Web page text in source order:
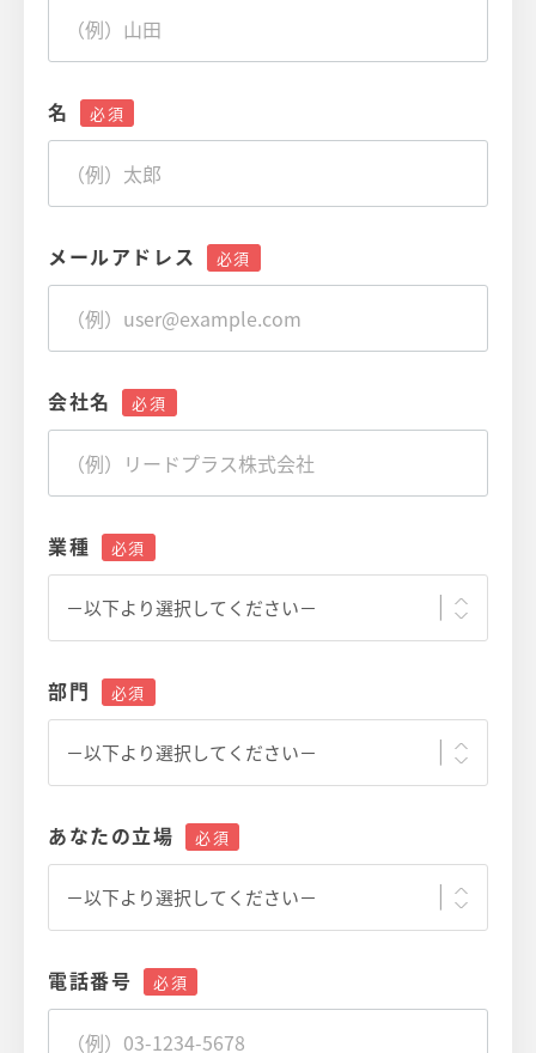
名
メールアドレス
会社名
業種
部門
あなたの立場
電話番号